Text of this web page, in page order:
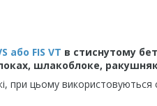
або FIS VT в стиснутому
шлакоблоке,
цьому використовуються